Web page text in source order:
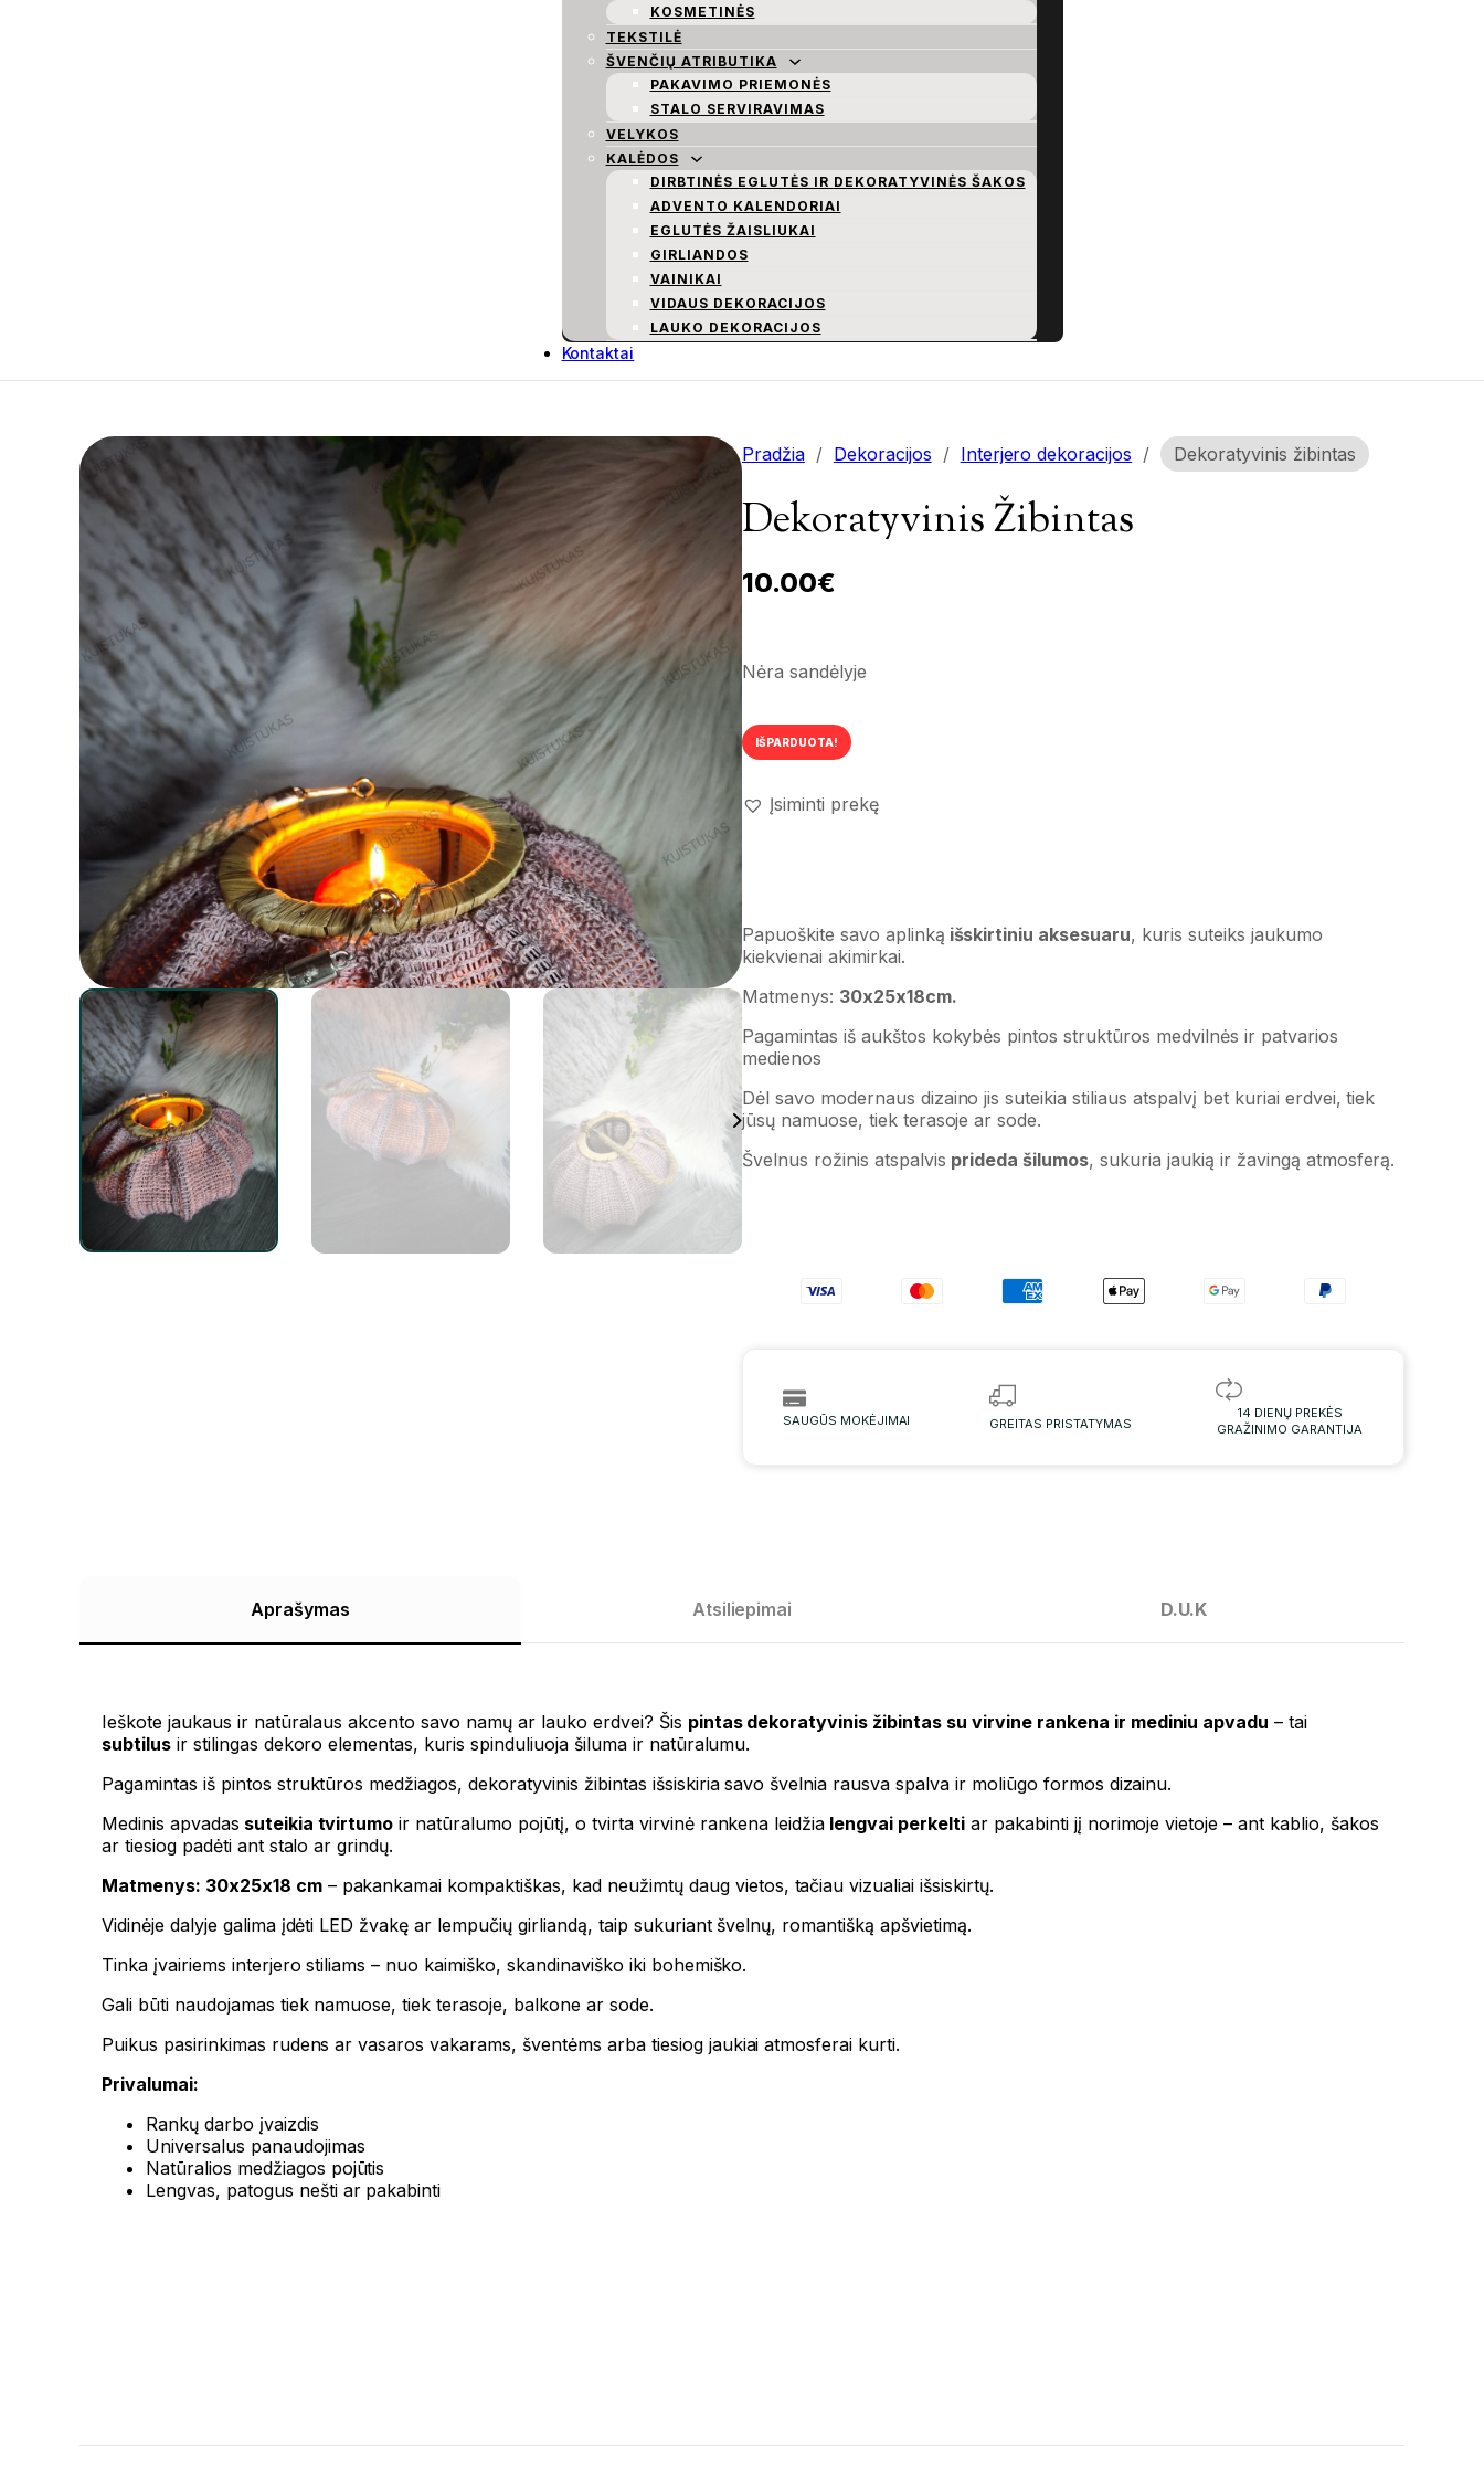
KOSMETINĖS
TEKSTILĖ
ŠVENČIŲ ATRIBUTIKA
PAKAVIMO PRIEMONĖS
STALO SERVIRAVIMAS
VELYKOS
KALĖDOS
DIRBTINĖS EGLUTĖS IR DEKORATYVINĖS ŠAKOS
ADVENTO KALENDORIAI
EGLUTĖS ŽAISLIUKAI
GIRLIANDOS
VAINIKAI
VIDAUS DEKORACIJOS
LAUKO DEKORACIJOS
Kontaktai
Pradžia / Dekoracijos / Interjero dekoracijos / Dekoratyvinis žibintas
Dekoratyvinis Žibintas
10.00€
Nėra sandėlyje
IŠPARDUOTA!
Įsiminti prekę
Papuoškite savo aplinką išskirtiniu aksesuaru, kuris suteiks jaukumo
kiekvienai akimirkai.
Matmenys: 30x25x18cm.
Pagamintas iš aukštos kokybės pintos struktūros medvilnės ir patvarios
medienos
Dėl savo modernaus dizaino jis suteikia stiliaus atspalvį bet kuriai erdvei, tiek
jūsų namuose, tiek terasoje ar sode.
Švelnus rožinis atspalvis prideda šilumos, sukuria jaukią ir žavingą atmosferą.
SAUGŪS MOKĖJIMAI GREITAS PRISTATYMAS
14 DIENŲ PREKĖS
GRAŽINIMO GARANTIJA
Aprašymas Atsiliepimai D.U.K
Ieškote jaukaus ir natūralaus akcento savo namų ar lauko erdvei? Šis pintas dekoratyvinis žibintas su virvine rankena ir mediniu apvadu – tai
subtilusir stilingas dekoro elementas, kuris spinduliuoja šiluma ir natūralumu.
Pagamintas iš pintos struktūros medžiagos, dekoratyvinis žibintas išsiskiria savo švelnia rausva spalva ir moliūgo formos dizainu.
Medinis apvadas suteikia tvirtumo ir natūralumo pojūtį, o tvirta virvinė rankena leidžia lengvai perkeltiar pakabinti jį norimoje vietoje – ant kablio, šakos
ar tiesiog padėti ant stalo ar grindų.
Matmenys: 30x25x18 cm– pakankamai kompaktiškas, kad neužimtų daug vietos, tačiau vizualiai išsiskirtų.
Vidinėje dalyje galima įdėti LED žvakę ar lempučių girliandą, taip sukuriant švelnų, romantišką apšvietimą.
Tinka įvairiems interjero stiliams – nuo kaimiško, skandinaviško iki bohemiško.
Gali būti naudojamas tiek namuose, tiek terasoje, balkone ar sode.
Puikus pasirinkimas rudens ar vasaros vakarams, šventėms arba tiesiog jaukiai atmosferai kurti.
Privalumai:
Rankų darbo įvaizdis
Universalus panaudojimas
Natūralios medžiagos pojūtis
Lengvas, patogus nešti ar pakabinti